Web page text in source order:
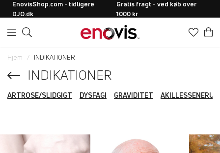
EnovisShop.com - tidligere
DJO.dk
Gratis fragt - ved køb over
1000 kr
Hjem INDIKATIONER
INDIKATIONER
ARTROSE/SLIDGIGT DYSFAGI GRAVIDITET